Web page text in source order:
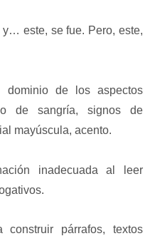
este, se fue. Pero, este,
dominio de los aspectos
de sangría, signos de
mayúscula, acento.
inadecuada al leer
construir párrafos, textos